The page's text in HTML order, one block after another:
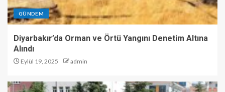
GÜNDEM
Diyarbakır’da Orman ve Örtü Yangını Denetim Altına
Alındı
Eylül 19, 2025 admin